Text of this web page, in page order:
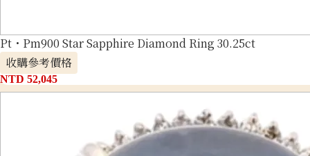
Pt・Pm900 Star Sapphire Diamond Ring 30.25ct
收購參考價格
NTD 52,045